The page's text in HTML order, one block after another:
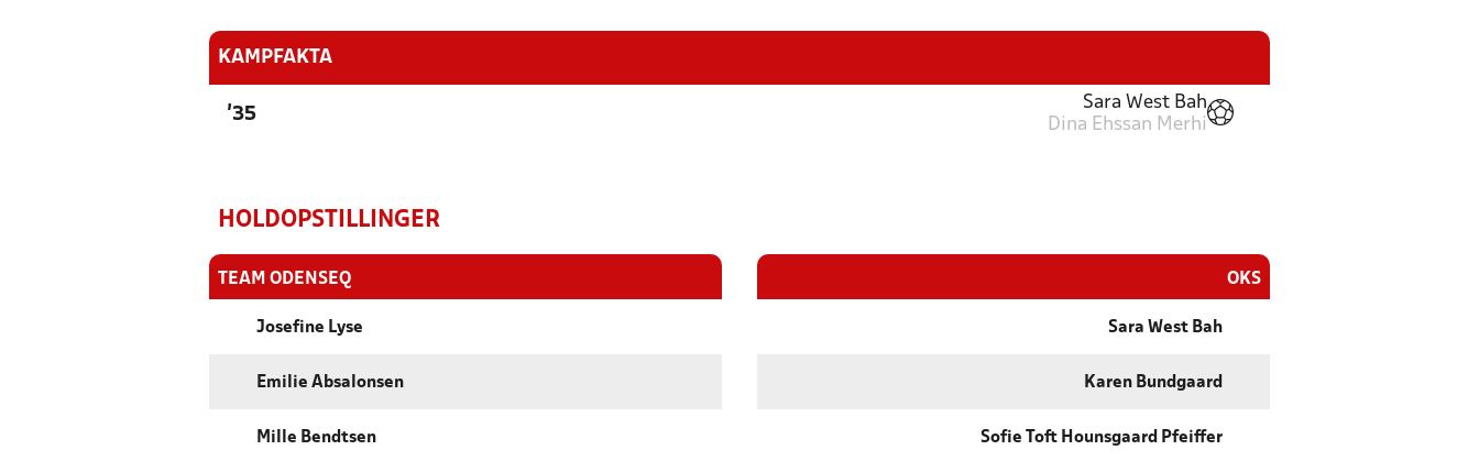
KAMPFAKTA
'35
Sara West Bah
Dina Ehssan Merhi
HOLDOPSTILLINGER
TEAM ODENSEQ
Josefine Lyse
Emilie Absalonsen
Mille Bendtsen
OKS
Sara West Bah
Karen Bundgaard
Sofie Toft Hounsgaard Pfeiffer